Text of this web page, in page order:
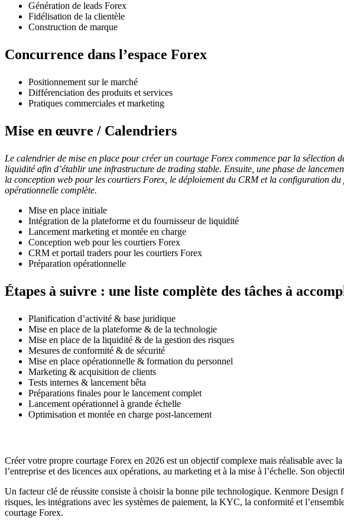
Génération de leads Forex
Fidélisation de la clientèle
Construction de marque
Concurrence dans l’espace Forex
Positionnement sur le marché
Différenciation des produits et services
Pratiques commerciales et marketing
Mise en œuvre / Calendriers
Le calendrier de mise en place pour créer un courtage Forex commence par la sélection
liquidité afin d’établir une infrastructure de trading stable. Ensuite, une phase de
la conception web pour les courtiers Forex, le déploiement du CRM et la configuration
opérationnelle complète.
Mise en place initiale
Intégration de la plateforme et du fournisseur de liquidité
Lancement marketing et montée en charge
Conception web pour les courtiers Forex
CRM et portail traders pour les courtiers Forex
Préparation opérationnelle
Étapes à suivre : une liste complète des tâches à
Planification d’activité & base juridique
Mise en place de la plateforme & de la technologie
Mise en place de la liquidité & de la gestion des risques
Mesures de conformité & de sécurité
Mise en place opérationnelle & formation du personnel
Marketing & acquisition de clients
Tests internes & lancement bêta
Préparations finales pour le lancement complet
Lancement opérationnel à grande échelle
Optimisation et montée en charge post-lancement
Créer votre propre courtage Forex en 2026 est un objectif complexe mais réalisable
l’entreprise et des licences aux opérations, au marketing et à la mise à l’échelle. Son
Un facteur clé de réussite consiste à choisir la bonne pile technologique. Kenmore
risques, les intégrations avec les systèmes de paiement, la KYC, la conformité et
courtage Forex.